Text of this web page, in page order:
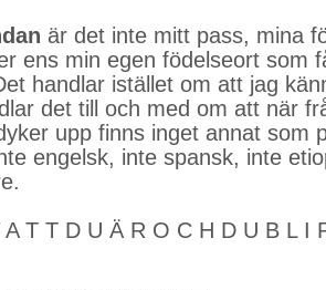
är det inte mitt pass, mina
ens min egen födelseort som
handlar istället om att jag
det till och med om att när
upp finns inget annat som
engelsk, inte spansk, inte
A T T D U Ä R O C H D U B L I